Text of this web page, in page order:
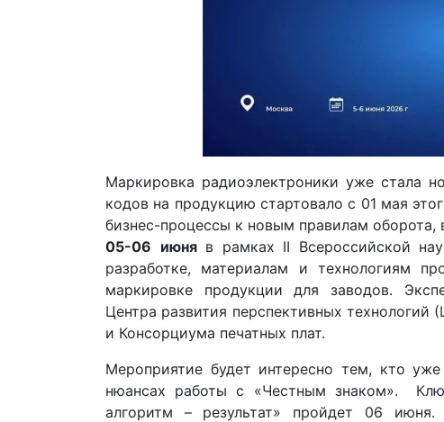
Маркировка радиоэлектроники уже стала
кодов на продукцию стартовало с 01 мая
бизнес-процессы к новым правилам оборота,
05-06 июняв рамках II Всероссийской
разработке, материалам и технологиям
маркировке продукции для заводов.
Центра развития перспективных
и Консорциума печатных плат.
Мероприятие будет интересно тем, кто
нюансах работы с «Честным знаком».
алгоритм – результат» пройдет 06